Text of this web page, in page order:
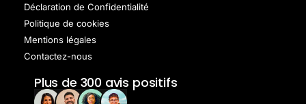
Déclaration de Confidentialité
Politique de cookies
Mentions légales
Contactez-nous
Plus de 300 avis positifs